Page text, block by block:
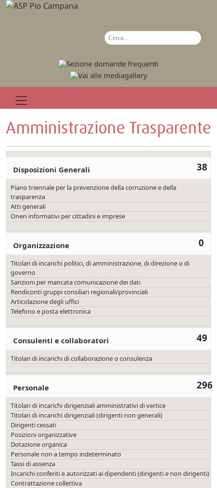
Amministrazione Trasparente
38
Disposizioni Generali
Piano triennale per la prevenzione della corruzione e della
trasparenza
Atti generali
Oneri informativi per cittadini e imprese
0
Organizzazione
Titolari di incarichi politici, di amministrazione, di direzione o di
governo
Sanzioni per mancata comunicazione dei dati
Rendiconti gruppi consiliari regionali/provinciali
Articolazione degli uffici
Telefono e posta elettronica
49
Consulenti e collaboratori
Titolari di incarichi di collaborazione o consulenza
296
Personale
Titolari di incarichi dirigenziali amministrativi di vertice
Titolari di incarichi dirigenziali (dirigenti non generali)
Dirigenti cessati
Posizioni organizzative
Dotazione organica
Personale non a tempo indeterminato
Tassi di assenza
Incarichi conferiti e autorizzati ai dipendenti (dirigenti e non dirigenti)
Contrattazione collettiva